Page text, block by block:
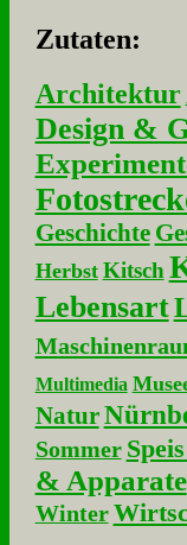
Zu­ta­ten:
Architektur
Design &
Geschichte
Herbst Kitsch
Lebensart
Multimedia
Natur
Sommer
& Apparate
Winter